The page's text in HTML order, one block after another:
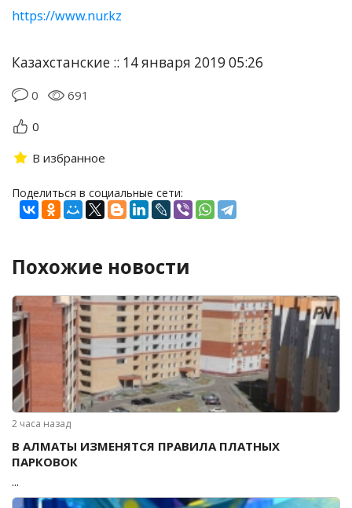
https://www.nur.kz
Казахстанские :: 14 января 2019 05:26
0
691
0
В избранное
Поделиться в социальные сети:
Похожие новости
2 часа назад
В АЛМАТЫ ИЗМЕНЯТСЯ ПРАВИЛА ПЛАТНЫХ
ПАРКОВОК
...